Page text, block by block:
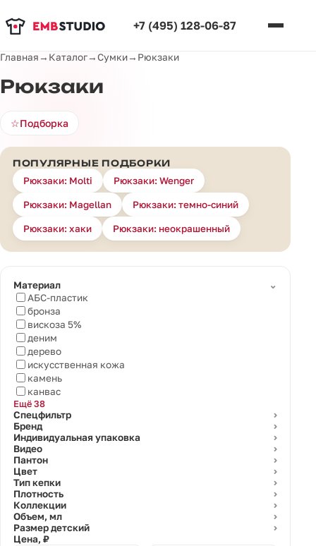
+7 (495) 128-06-87
Главная→ Каталог→Сумки→ Рюкзаки
Рюкзаки
☆Подборка
ПОПУЛЯРНЫЕ ПОДБОРКИ
Рюкзаки: Molti Рюкзаки: Wenger
Рюкзаки: Magellan Рюкзаки: темно-синий
Рюкзаки: хаки Рюкзаки: неокрашенный
Материал
⌄
АБС-пластик
бронза
вискоза 5%
деним
дерево
искусственная кожа
камень
канвас
Ещё 38
Спецфильтр
⌄
Бренд ⌄
Индивидуальная упаковка ⌄
Видео ⌄
Пантон ⌄
Цвет ⌄
Тип кепки ⌄
Плотность ⌄
Коллекции ⌄
Объем, мл ⌄
Размер детский ⌄
Цена, ₽